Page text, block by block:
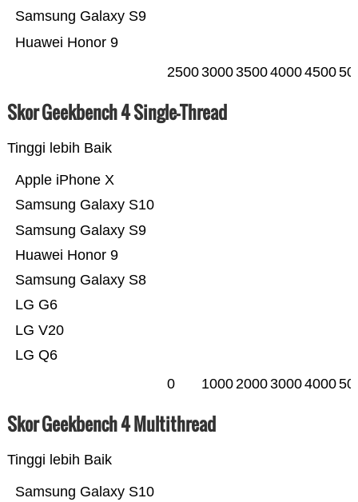
Huawei Honor 9
Samsung Galaxy S9
25003000350040004500
Skor Geekbench 4 Single-Thread
Tinggi lebih Baik
LG Q6
LG V20
LG G6
Samsung Galaxy S8
Huawei Honor 9
Samsung Galaxy S9
Samsung Galaxy S10
Apple iPhone X
0 1000200030004000
Skor Geekbench 4 Multithread
Tinggi lebih Baik
Samsung Galaxy S10